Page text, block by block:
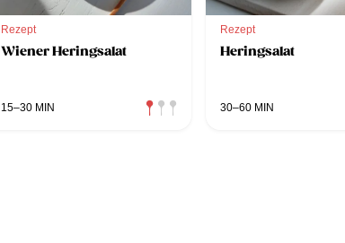
Rezept
Wiener Heringsalat
15–30 MIN
Rezept
Heringsalat
30–60 MIN